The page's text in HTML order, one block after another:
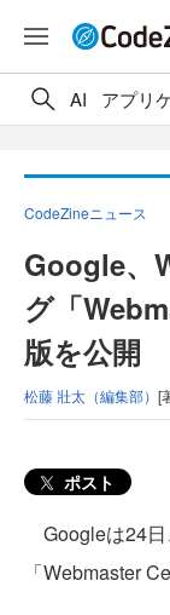
AI アプリ
CodeZineニュース
Google、
グ「
版を公開
松藤 壯太（編集部） [
ポスト
Googleは24日
「Webmaster